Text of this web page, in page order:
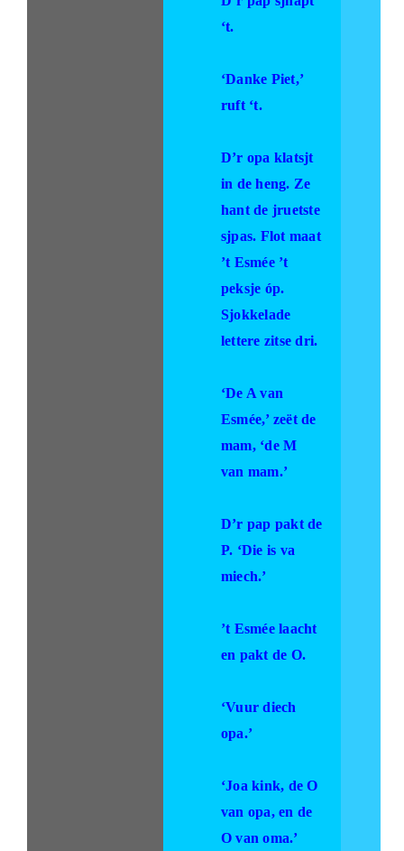
‘t.
‘Danke Piet,’
ruft ‘t.
D’r opa klatsjt
in de heng. Ze
hant de jruetste
sjpas. Flot maat
’t Esmée ’t
peksje óp.
Sjokkelade
lettere zitse dri.
‘De A van
Esmée,’ zeët de
mam, ‘de M
van mam.’
D’r pap pakt de
P. ‘Die is va
miech.’
’t Esmée laacht
en pakt de O.
‘Vuur diech
opa.’
‘Joa kink, de O
van opa, en de
O van oma.’